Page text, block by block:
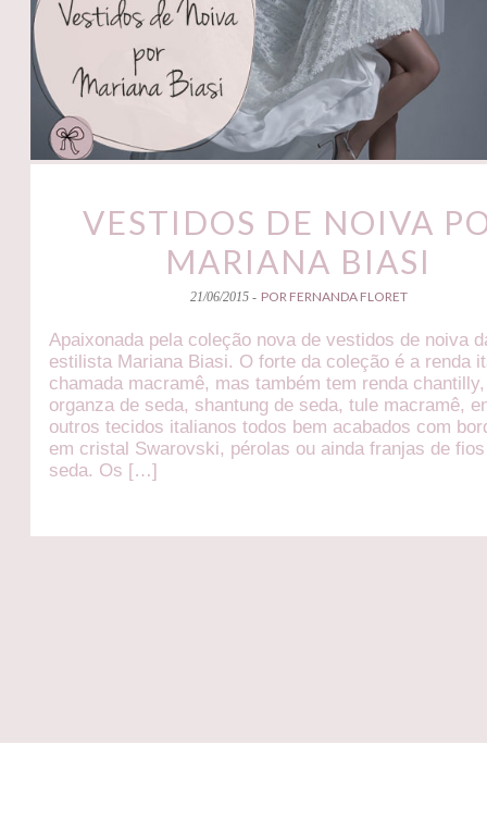
VESTIDOS DE NOIVA
MARIANA BIASI
21/06/2015 - POR FERNANDA FLORET
Apaixonada pela coleção nova de vestidos de noiva
estilista Mariana Biasi. O forte da coleção é a renda
chamada macramê, mas também tem renda chantilly,
organza de seda, shantung de seda, tule macramê,
outros tecidos italianos todos bem acabados com
em cristal Swarovski, pérolas ou ainda franjas de
seda. Os […]